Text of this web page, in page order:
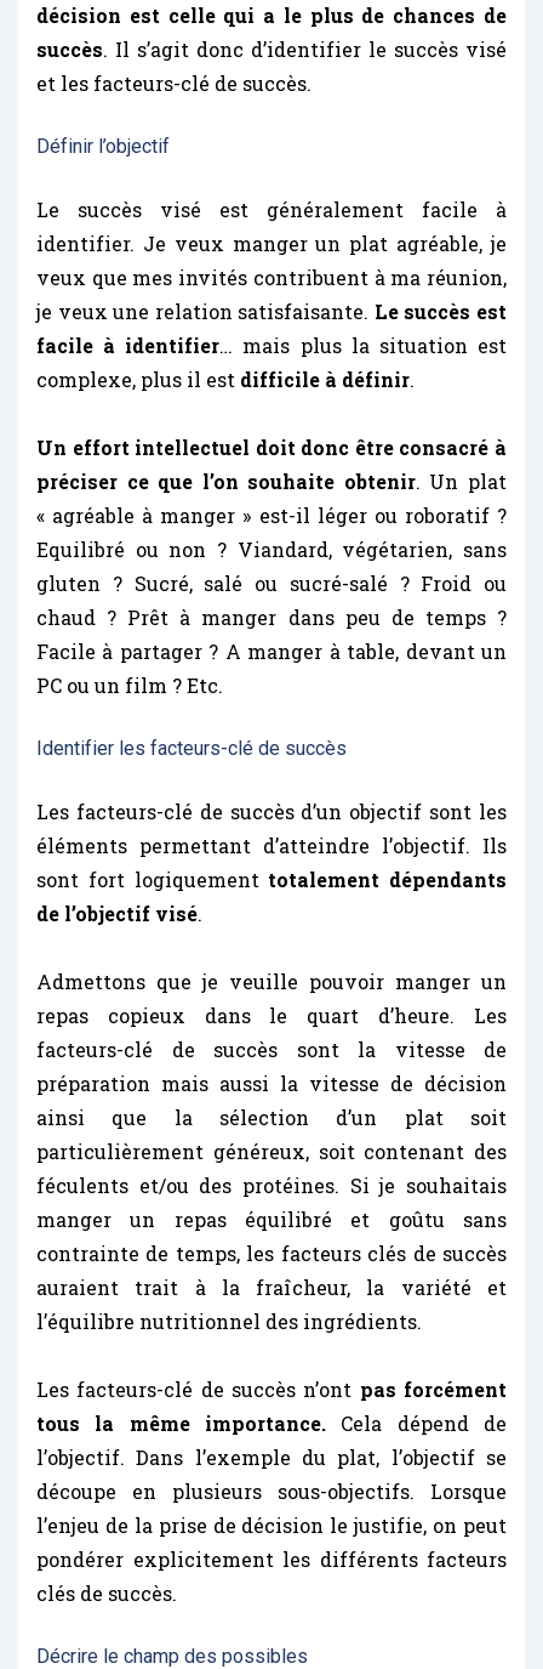
décision est celle qui a le plus de chances de
succès. Il s’agit donc d’identifier le succès visé
et les facteurs-clé de succès.
Définir l’objectif
Le succès visé est généralement facile à
identifier. Je veux manger un plat agréable, je
veux que mes invités contribuent à ma réunion,
je veux une relation satisfaisante. Le succès est
facile à identifier… mais plus la situation est
complexe, plus il est difficile à définir.
Un effort intellectuel doit donc être consacré à
préciser ce que l’on souhaite obtenir. Un plat
« agréable à manger » est-il léger ou roboratif ?
Equilibré ou non ? Viandard, végétarien, sans
gluten ? Sucré, salé ou sucré-salé ? Froid ou
chaud ? Prêt à manger dans peu de temps ?
Facile à partager ? A manger à table, devant un
PC ou un film ? Etc.
Identifier les facteurs-clé de succès
Les facteurs-clé de succès d’un objectif sont les
éléments permettant d’atteindre l’objectif. Ils
sont fort logiquement totalement dépendants
de l’objectif visé.
Admettons que je veuille pouvoir manger un
repas copieux dans le quart d’heure. Les
facteurs-clé de succès sont la vitesse de
préparation mais aussi la vitesse de décision
ainsi que la sélection d’un plat soit
particulièrement généreux, soit contenant des
féculents et/ou des protéines. Si je souhaitais
manger un repas équilibré et goûtu sans
contrainte de temps, les facteurs clés de succès
auraient trait à la fraîcheur, la variété et
l’équilibre nutritionnel des ingrédients.
Les facteurs-clé de succès n’ont pas forcément
tous la même importance. Cela dépend de
l’objectif. Dans l’exemple du plat, l’objectif se
découpe en plusieurs sous-objectifs. Lorsque
l’enjeu de la prise de décision le justifie, on peut
pondérer explicitement les différents facteurs
clés de succès.
Décrire le champ des possibles